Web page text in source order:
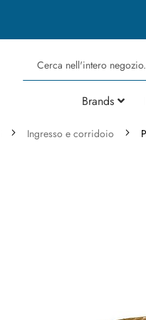
Cerca
Brands
Ingresso e corridoio